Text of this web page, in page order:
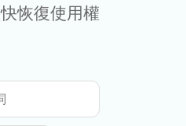
恢復使用權